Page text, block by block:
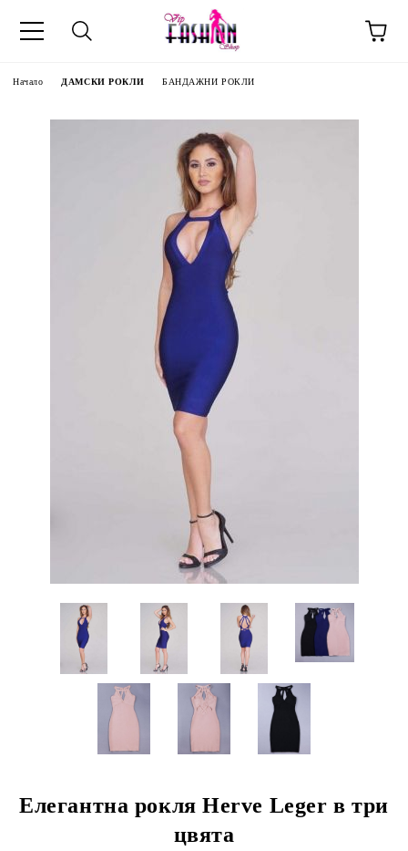
Начало ДАМСКИ РОКЛИ БАНДАЖНИ РОКЛИ
Елегантна рокля Herve Leger в три
цвята